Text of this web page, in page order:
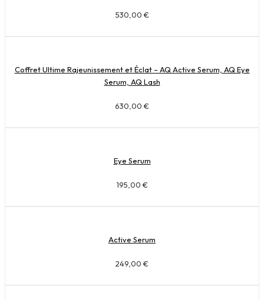
530,00 €
Coffret Ultime Rajeunissement et Éclat – AQ Active Serum, AQ Eye
Serum, AQ Lash
630,00 €
Eye Serum
195,00 €
Active Serum
249,00 €